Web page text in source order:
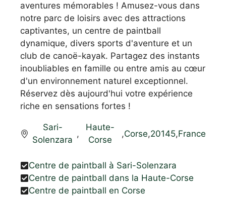
aventures mémorables ! Amusez-vous dans
notre parc de loisirs avec des attractions
captivantes, un centre de paintball
dynamique, divers sports d'aventure et un
club de canoë-kayak. Partagez des instants
inoubliables en famille ou entre amis au cœur
d'un environnement naturel exceptionnel.
Réservez dès aujourd'hui votre expérience
riche en sensations fortes !
Sari-
Solenzara
,
Haute-
Corse
,Corse,20145,France
Centre de paintball à Sari-Solenzara
Centre de paintball dans la Haute-Corse
Centre de paintball en Corse